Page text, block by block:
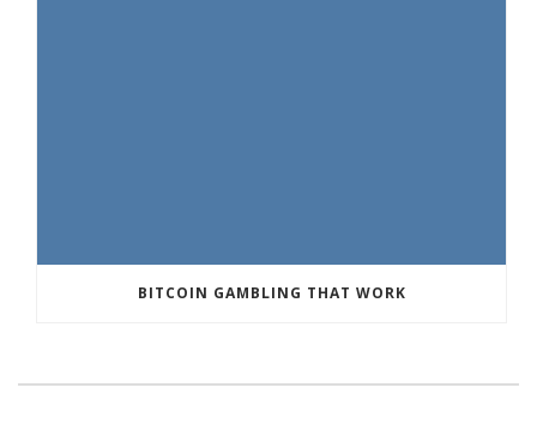
BITCOIN GAMBLING THAT WORK